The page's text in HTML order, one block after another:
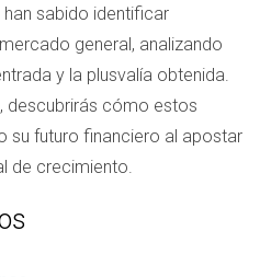
sabido identificar
general, analizando
y la plusvalía obtenida.
descubrirás cómo estos
su futuro financiero al apostar
de crecimiento.